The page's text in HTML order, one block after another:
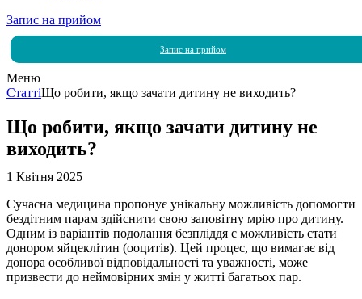
Запис на прийом
Запис на прийом
Меню
СтаттіЩо робити, якщо зачати дитину не виходить?
Що робити, якщо зачати дитину не
виходить?
1 Квітня 2025
Сучасна медицина пропонує унікальну можливість допомогти
бездітним парам здійснити свою заповітну мрію про дитину.
Одним із варіантів подолання безпліддя є можливість стати
донором яйцеклітин (ооцитів). Цей процес, що вимагає від
донора особливої відповідальності та уважності, може
призвести до неймовірних змін у житті багатьох пар.